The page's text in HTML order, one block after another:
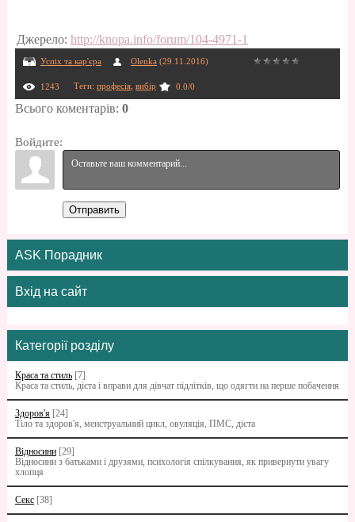
Джерело: http://knopa.info/forum/104-4971-1
Успіх та кар'єра Olenka (29.11.2016)
1243 Теги: професія, вибір 0.0/0
Всього коментарів: 0
Войдите:
Отправить
ASK Порадник
Вхід на сайт
Категорії розділу
Краса та стиль [7]
Краса та стиль, дієта і вправи для дівчат підлітків, що одягти на перше побачення
Здоров'я [24]
Тіло та здоров'я, менструальний цикл, овуляція, ПМС, дієта
Відносини [29]
Відносини з батьками i друзями, психологія спілкування, як привернути увагу
хлопця
Секс [38]